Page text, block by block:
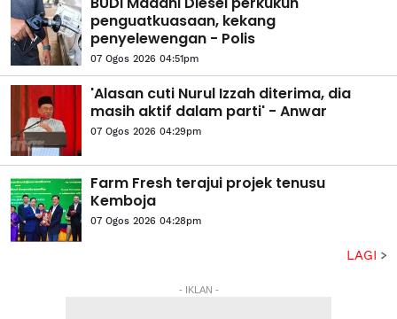
penguatkuasaan, kekang
penyelewengan - Polis
07 Ogos 2026 04:51pm
'Alasan cuti Nurul Izzah diterima, dia
masih aktif dalam parti' - Anwar
07 Ogos 2026 04:29pm
Farm Fresh terajui projek tenusu
Kemboja
07 Ogos 2026 04:28pm
LAGI
- IKLAN -